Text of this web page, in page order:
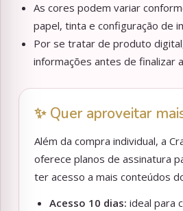
As cores podem variar
papel, tinta e configuração de
Por se tratar de produto
informações antes de finalizar
✨ Quer aproveitar
Além da compra individual, a
oferece planos de assinatura
ter acesso a mais conteúdos
Acesso 10 dias: ideal para